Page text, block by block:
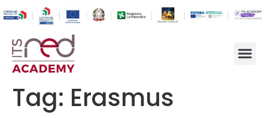
Tag: Erasmus